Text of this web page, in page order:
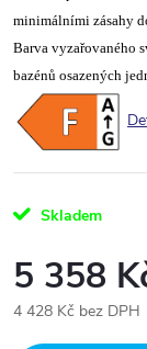
minimálními zásahy
Barva vyzařovaného
bazénů osazených
Skladem
5 358
4 428 Kč bez DPH